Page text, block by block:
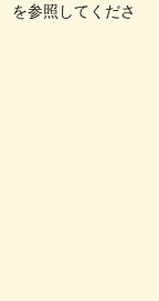
を参照してくださ